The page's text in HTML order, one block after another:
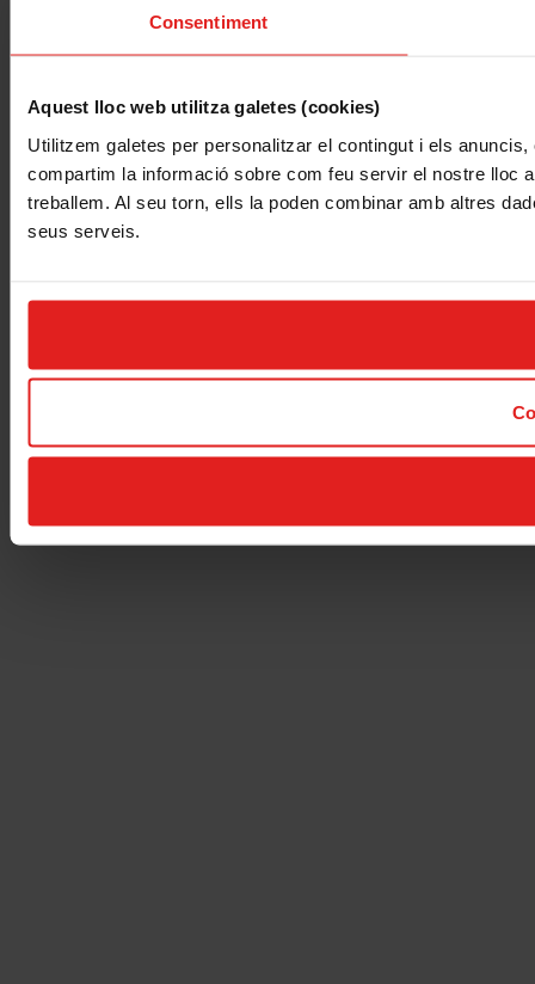
Consentiment
Aquest lloc web utilitza galetes (cookies)
Utilitzem galetes per personalitzar el contingut i els
compartim la informació sobre com feu servir el nostre lloc
treballem. Al seu torn, ells la poden combinar amb altres
seus serveis.